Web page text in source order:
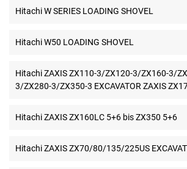
Hitachi W SERIES LOADING SHOVEL
Hitachi W50 LOADING SHOVEL
Hitachi ZAXIS ZX110-3/ZX120-3/ZX160-3/
3/ZX280-3/ZX350-3 EXCAVATOR ZAXIS
Hitachi ZAXIS ZX160LC 5+6 bis ZX350 5+6
Hitachi ZAXIS ZX70/80/135/225US